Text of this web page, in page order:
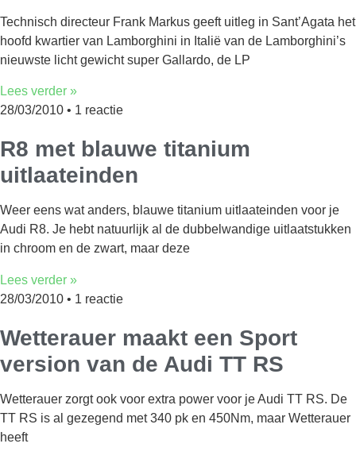
Technisch directeur Frank Markus geeft uitleg in Sant’Agata het
hoofd kwartier van Lamborghini in Italië van de Lamborghini’s
nieuwste licht gewicht super Gallardo, de LP
Lees verder »
28/03/2010
1 reactie
R8 met blauwe titanium
uitlaateinden
Weer eens wat anders, blauwe titanium uitlaateinden voor je
Audi R8. Je hebt natuurlijk al de dubbelwandige uitlaatstukken
in chroom en de zwart, maar deze
Lees verder »
28/03/2010
1 reactie
Wetterauer maakt een Sport
version van de Audi TT RS
Wetterauer zorgt ook voor extra power voor je Audi TT RS. De
TT RS is al gezegend met 340 pk en 450Nm, maar Wetterauer
heeft